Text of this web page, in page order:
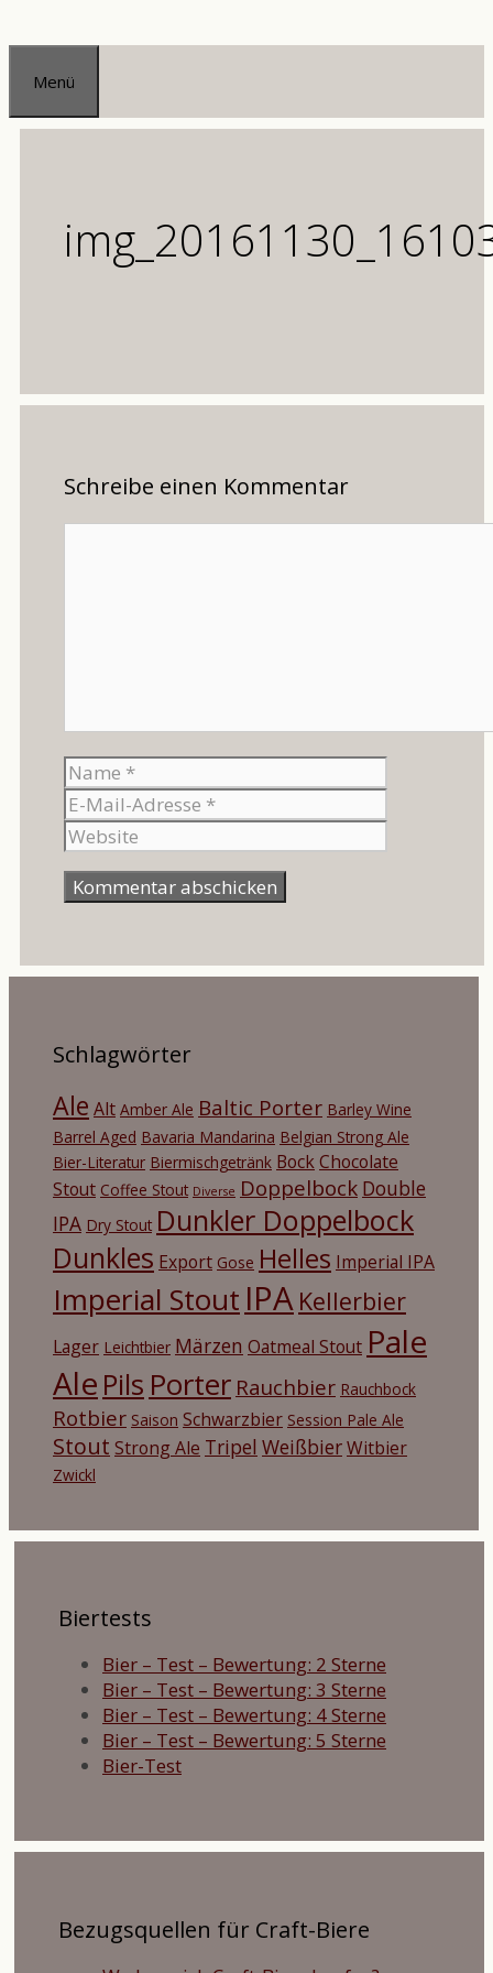
Zum
Inhalt
springen
Menü
Schreibe einen Kommentar
Name
Mail-
Adresse
Schlagwörter
Ale Alt Amber Ale Baltic Porter Barley Wine
Barrel Aged Bavaria Mandarina Belgian Strong Ale
Bier-Literatur Biermischgetränk BockChocolate
Stout Coffee Stout Diverse Doppelbock Double
IPA Dry Stout Dunkler Doppelbock
Dunkles Export Gose Helles Imperial IPA
Imperial Stout IPA Kellerbier
Lager Leichtbier Märzen Oatmeal Stout Pale
Ale Pils Porter Rauchbier Rauchbock
Rotbier Saison Schwarzbier Session Pale Ale
Stout Strong Ale Tripel WeißbierWitbier
Zwickl
Biertests
Bier – Test – Bewertung: 2 Sterne
Bier – Test – Bewertung: 3 Sterne
Bier – Test – Bewertung: 4 Sterne
Bier – Test – Bewertung: 5 Sterne
Bier-Test
Bezugsquellen für Craft-Biere